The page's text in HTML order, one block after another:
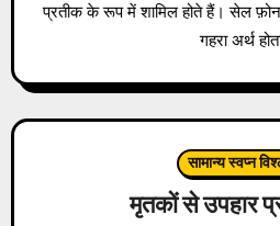
प्रतीक के रूप में शामिल होते हैं। सेल
गहरा अर्थ
सामान्य स्वप्न
मृतकों से उपहार